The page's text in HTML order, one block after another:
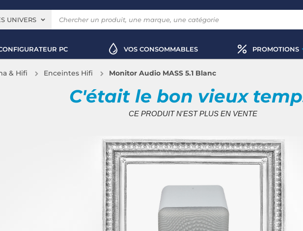
UNIVERS
PC VOS CONSOMMABLES PROMOTIONS
& Hifi Enceintes Hifi Monitor Audio MASS 5.1 Blanc
C'était le bon vieux
CE PRODUIT N'EST PLUS EN VENTE